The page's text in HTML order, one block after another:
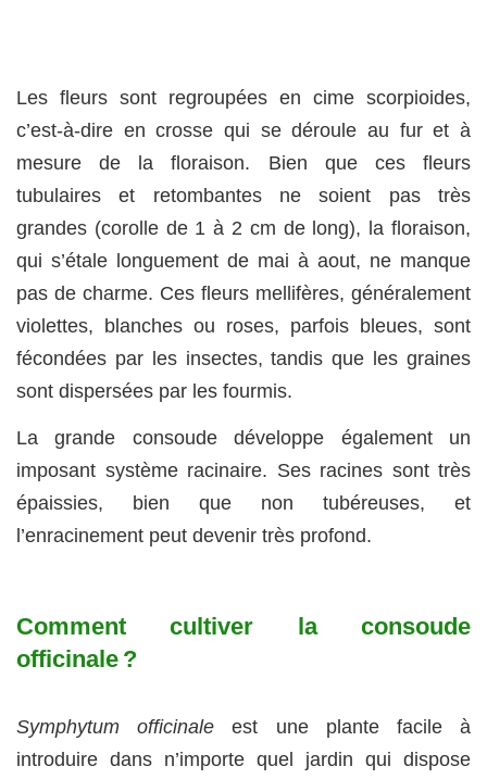
Les fleurs sont regroupées en cime scorpioides,
c’est-à-dire en crosse qui se déroule au fur et à
mesure de la floraison. Bien que ces fleurs
tubulaires et retombantes ne soient pas très
grandes (corolle de 1 à 2 cm de long), la floraison,
qui s’étale longuement de mai à aout, ne manque
pas de charme. Ces fleurs mellifères, généralement
violettes, blanches ou roses, parfois bleues, sont
fécondées par les insectes, tandis que les graines
sont dispersées par les fourmis.
La grande consoude développe également un
imposant système racinaire. Ses racines sont très
épaissies, bien que non tubéreuses, et
l’enracinement peut devenir très profond.
Comment cultiver la consoude
officinale ?
Symphytum officinale est une plante facile à
introduire dans n’importe quel jardin qui dispose